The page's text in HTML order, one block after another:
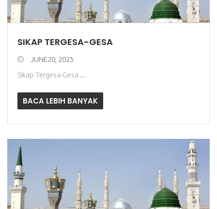
SIKAP TERGESA-GESA
JUNE20, 2025
Sikap Tergesa-Gesa ...
BACA LEBIH BANYAK